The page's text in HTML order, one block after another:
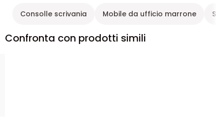
Consolle scrivania Mobile da ufficio marrone
Confronta con prodotti simili